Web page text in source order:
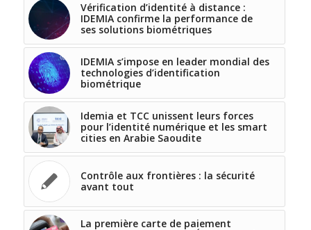
Vérification d’identité à distance :
IDEMIA confirme la performance de
ses solutions biométriques
IDEMIA s’impose en leader mondial des
technologies d’identification
biométrique
Idemia et TCC unissent leurs forces
pour l’identité numérique et les smart
cities en Arabie Saoudite
Contrôle aux frontières : la sécurité
avant tout
La première carte de paiement